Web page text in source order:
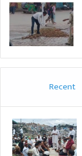
Recent